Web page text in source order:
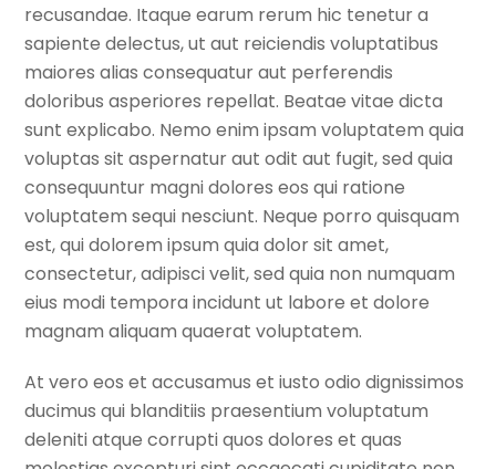
recusandae. Itaque earum rerum hic tenetur a
sapiente delectus, ut aut reiciendis voluptatibus
maiores alias consequatur aut perferendis
doloribus asperiores repellat. Beatae vitae dicta
sunt explicabo. Nemo enim ipsam voluptatem quia
voluptas sit aspernatur aut odit aut fugit, sed quia
consequuntur magni dolores eos qui ratione
voluptatem sequi nesciunt. Neque porro quisquam
est, qui dolorem ipsum quia dolor sit amet,
consectetur, adipisci velit, sed quia non numquam
eius modi tempora incidunt ut labore et dolore
magnam aliquam quaerat voluptatem.
At vero eos et accusamus et iusto odio dignissimos
ducimus qui blanditiis praesentium voluptatum
deleniti atque corrupti quos dolores et quas